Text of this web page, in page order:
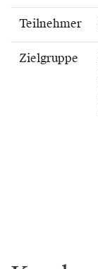
Teilnehmer
Zielgruppe